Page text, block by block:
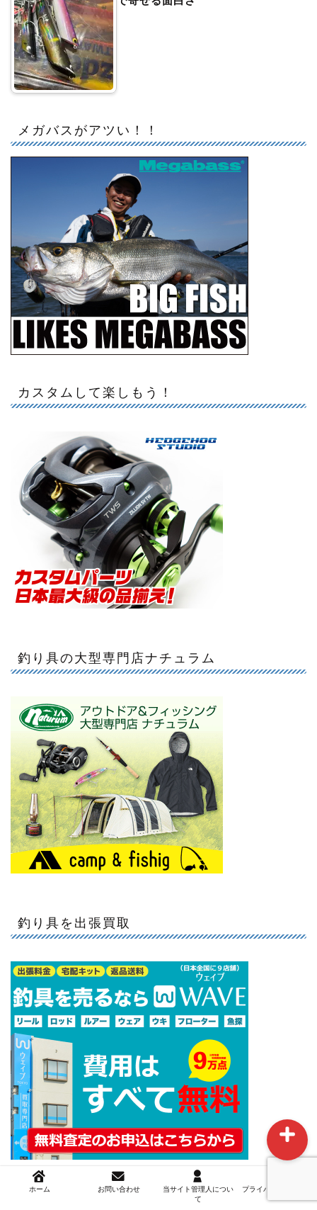
メガバスがアツい！！
カスタムして楽しもう！
釣り具の大型専門店ナチュラム
釣り具を出張買取
ホーム お問い合わせ
当サイト管理人につい
て
プライバシーポリシー
ホーム
お問い合わせ
当サイト管理人について